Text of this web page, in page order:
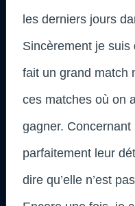
les derniers jours
Sincèrement je suis
fait un grand match
ces matches où on
gagner.
parfaitement leur
dire qu’elle n’est